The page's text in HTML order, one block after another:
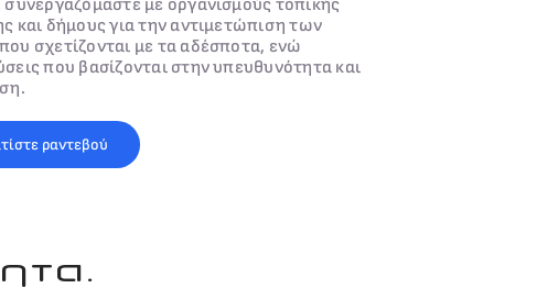
με οργανισμούς τοπικής
και δήμους για την αντιμετώπιση των
σχετίζονται με τα αδέσποτα, ενώ
που βασίζονται στην υπευθυνότητα και
ραντεβού